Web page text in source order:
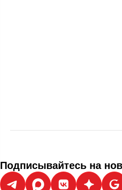
Подписывайтесь на